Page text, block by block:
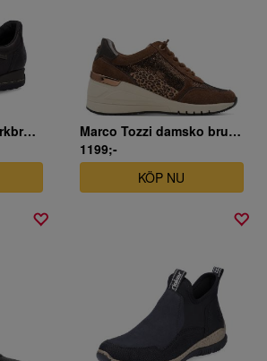
Rieker damsko i mörkbrunt skinn
Marco Tozzi damsko brun mocka kilklack.
1199;-
KÖP NU